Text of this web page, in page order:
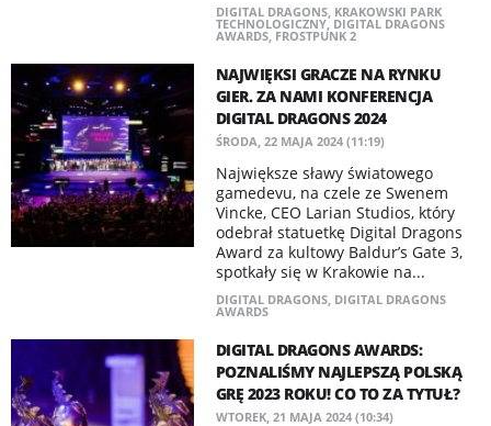
DIGITAL DRAGONS, KRAKOWSKI PARK
TECHNOLOGICZNY, DIGITAL DRAGONS
AWARDS, FROSTPUNK 2
NAJWIĘKSI GRACZE NA RYNKU
GIER. ZA NAMI KONFERENCJA
DIGITAL DRAGONS 2024
ŚRODA, 22 MAJA 2024 (11:19)
Największe sławy światowego
gamedevu, na czele ze Swenem
Vincke, CEO Larian Studios, który
odebrał statuetkę Digital Dragons
Award za kultowy Baldur’s Gate 3,
spotkały się w Krakowie na...
DIGITAL DRAGONS, DIGITAL DRAGONS
AWARDS
DIGITAL DRAGONS AWARDS:
POZNALIŚMY NAJLEPSZĄ POLSKĄ
GRĘ 2023 ROKU! CO TO ZA TYTUŁ?
WTOREK, 21 MAJA 2024 (10:34)